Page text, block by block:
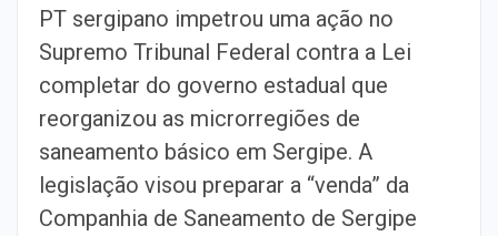
PT sergipano impetrou uma ação no
Supremo Tribunal Federal contra a Lei
completar do governo estadual que
reorganizou as microrregiões de
saneamento básico em Sergipe. A
legislação visou preparar a “venda” da
Companhia de Saneamento de Sergipe